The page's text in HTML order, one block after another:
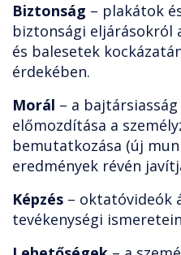
Biztonság – plakátok
biztonsági eljárásokról
és balesetek
érdekében.
Morál – a
előmozdítása a
bemutatkozása (új
eredmények révén
Képzés – oktatóvideók
tevékenységi